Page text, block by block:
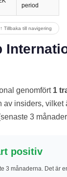
period
↑ Tillbaka till navigering
genomfört 1
av insiders,
3
positiv
3 månaderna. Det är